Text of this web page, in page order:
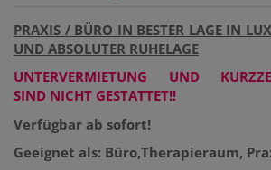
PRAXIS / BÜRO IN BESTER LAGE IN
UND ABSOLUTER RUHELAGE
UNTERVERMIETUNG UND
SIND NICHT GESTATTET!!
Verfügbar ab sofort!
Geeignet als: Büro,Therapieraum,